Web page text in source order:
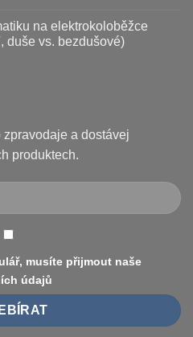
na elektrokoloběžce
duše vs. bezdušové)
a dostávej
produktech.
musíte přijmout naše
údajů